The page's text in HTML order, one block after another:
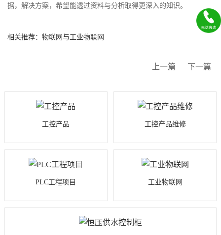
据，解决方案，希望能透过资料与分析取得更深入的知识。
相关推荐：物联网与工业物联网
上一篇 下一篇
工控产品 工控产品维修
PLC工程项目 工业物联网